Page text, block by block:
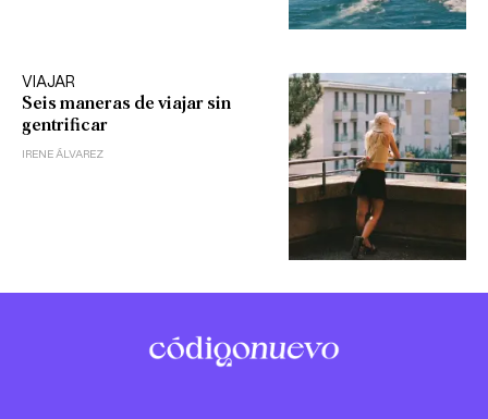
VIAJAR
Seis maneras de viajar sin
gentrificar
IRENE ÁLVAREZ